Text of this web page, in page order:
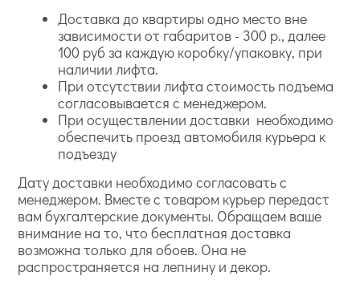
Доставка до квартиры одно место вне
зависимости от габаритов - 300 р., далее
100 руб за каждую коробку/упаковку, при
наличии лифта.
При отсутствии лифта стоимость подъема
согласовывается с менеджером.
При осуществлении доставки необходимо
обеспечить проезд автомобиля курьера к
подъезду
Дату доставки необходимо согласовать с
менеджером. Вместе с товаром курьер передаст
вам бухгалтерские документы. Обращаем ваше
внимание на то, что бесплатная доставка
возможна только для обоев. Она не
распространяется на лепнину и декор.